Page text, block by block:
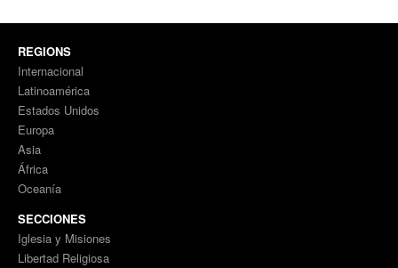
REGIONS
Internacional
Latinoamérica
Estados Unidos
Europa
Asia
África
Oceanía
SECCIONES
Iglesia y Misiones
Libertad Religiosa